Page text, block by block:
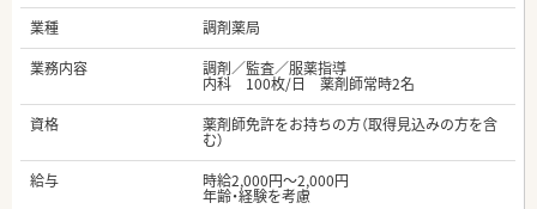
業種
調剤薬局
業務内容
調剤／監査／服薬指導
内科 100枚/日 薬剤師常時2名
資格
薬剤師免許をお持ちの方（取得見込みの方を含
む）
給与
時給2,000円～2,000円
年齢・経験を考慮